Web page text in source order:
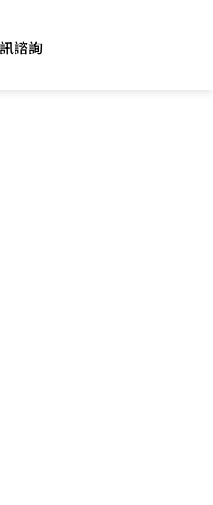
諮詢